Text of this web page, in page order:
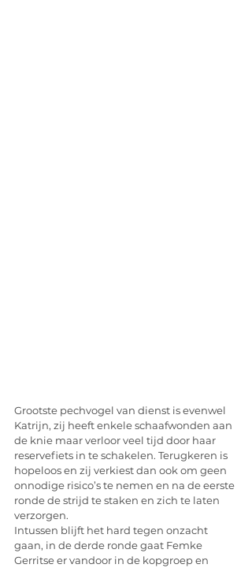
Grootste pechvogel van dienst is evenwel
Katrijn, zij heeft enkele schaafwonden aan
de knie maar verloor veel tijd door haar
reservefiets in te schakelen. Terugkeren is
hopeloos en zij verkiest dan ook om geen
onnodige risico’s te nemen en na de eerste
ronde de strijd te staken en zich te laten
verzorgen.
Intussen blijft het hard tegen onzacht
gaan, in de derde ronde gaat Femke
Gerritse er vandoor in de kopgroep en